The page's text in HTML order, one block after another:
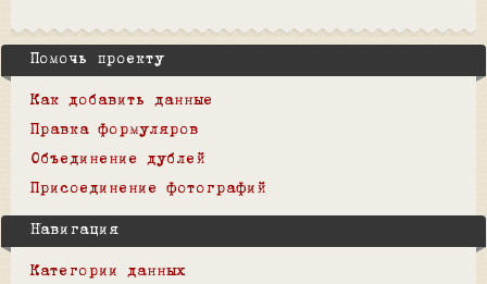
Помочь проекту
Как добавить данные
Правка формуляров
Объединение дублей
Присоединение фотографий
Навигация
Категории данных